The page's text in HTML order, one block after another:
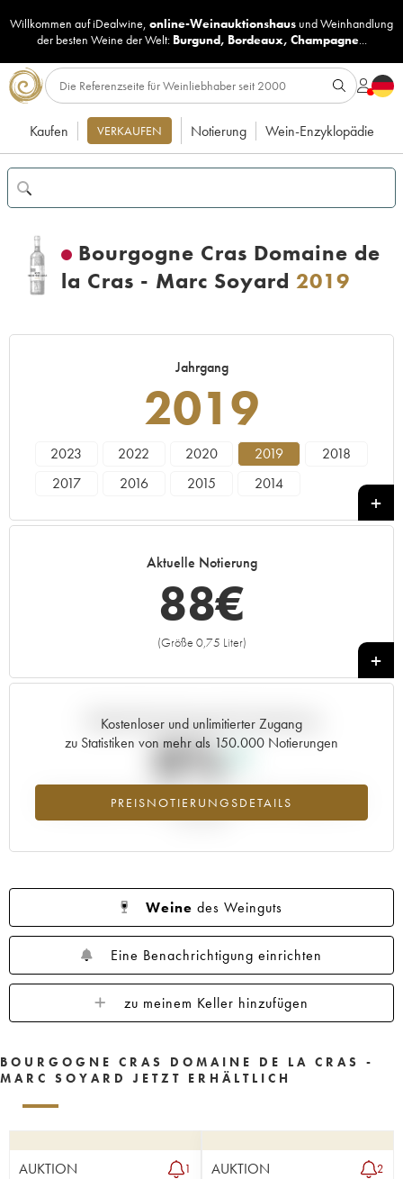
Willkommen auf iDealwine, online-Weinauktionshaus undWeinhandlung
der besten Weine der Welt: Burgund, Bordeaux, Champagne...
Kaufen VERKAUFEN Notierung Wein-Enzyklopädie
Bourgogne Cras Domaine de
la Cras - Marc Soyard 2019
Jahrgang
2019
2023 2022 2020 2019
2018
2017
2016 2015 2014
Aktuelle Notierung
88€
(Größe 0,75 Liter)
+
Kostenloser und unlimitierter Zugang
zu Statistiken von mehr als 150.000 Notierungen
PREISNOTIERUNGSDETAILS
Aktuelle Entwicklung der Preisnotierung
0%
Preisanstiegs des Jahrgangs 2019 im Jahr 2026 im Vergleich zum
Weine des Weinguts
Eine Benachrichtigung einrichten
zu meinem Keller hinzufügen
BOURGOGNE CRAS DOMAINE DE LA CRAS -
MARC SOYARD JETZT ERHÄLTLICH
AUKTION 1 AUKTION 2